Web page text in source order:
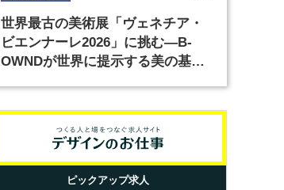
世界最古の美術展「ヴェネチア・
ビエンナーレ2026」に挑む―B-
OWNDが世界に提示する美の基準
ピックアップ求人